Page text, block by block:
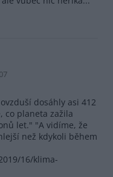
dosáhly asi 412
co planeta zažila
let." "A vidíme, že
než kdykoli během
16/klima-